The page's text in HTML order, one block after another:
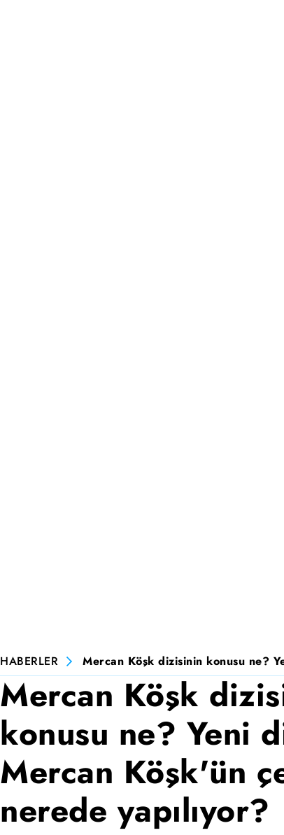
HABERLER Mercan Köşk dizisinin konusu ne?
Mercan Köşk
konusu ne? Yeni
Mercan Köşk'ün
nerede yapılıyor?